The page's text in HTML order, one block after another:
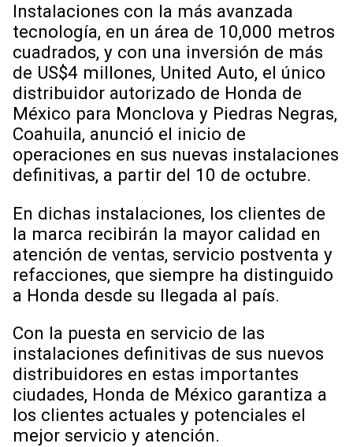
Instalaciones con la más avanzada
tecnología, en un área de 10,000 metros
cuadrados, y con una inversión de más
de US$4 millones, United Auto, el único
distribuidor autorizado de Honda de
México para Monclova y Piedras Negras,
Coahuila, anunció el inicio de
operaciones en sus nuevas instalaciones
definitivas, a partir del 10 de octubre.
En dichas instalaciones, los clientes de
la marca recibirán la mayor calidad en
atención de ventas, servicio postventa y
refacciones, que siempre ha distinguido
a Honda desde su llegada al país.
Con la puesta en servicio de las
instalaciones definitivas de sus nuevos
distribuidores en estas importantes
ciudades, Honda de México garantiza a
los clientes actuales y potenciales el
mejor servicio y atención.